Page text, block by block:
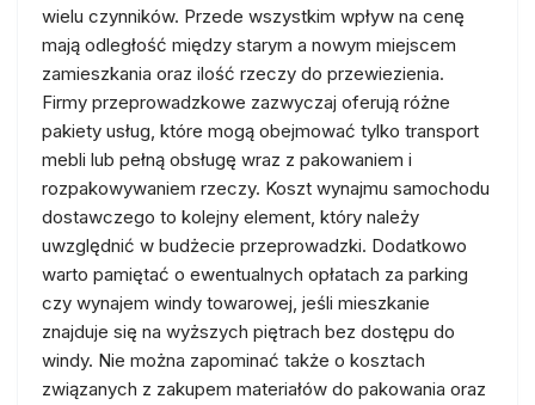
wielu czynników. Przede wszystkim wpływ na cenę
mają odległość między starym a nowym miejscem
zamieszkania oraz ilość rzeczy do przewiezienia.
Firmy przeprowadzkowe zazwyczaj oferują różne
pakiety usług, które mogą obejmować tylko transport
mebli lub pełną obsługę wraz z pakowaniem i
rozpakowywaniem rzeczy. Koszt wynajmu samochodu
dostawczego to kolejny element, który należy
uwzględnić w budżecie przeprowadzki. Dodatkowo
warto pamiętać o ewentualnych opłatach za parking
czy wynajem windy towarowej, jeśli mieszkanie
znajduje się na wyższych piętrach bez dostępu do
windy. Nie można zapominać także o kosztach
związanych z zakupem materiałów do pakowania oraz